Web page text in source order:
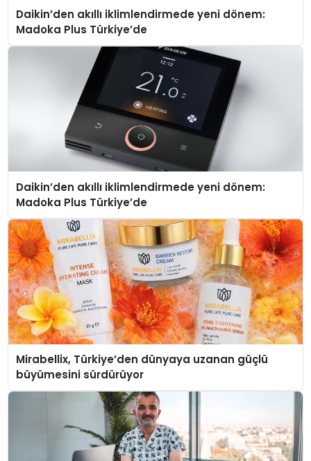
Daikin’den akıllı iklimlendirmede yeni dönem:
Madoka Plus Türkiye’de
Daikin’den akıllı iklimlendirmede yeni dönem:
Madoka Plus Türkiye’de
Mirabellix, Türkiye’den dünyaya uzanan güçlü
büyümesini sürdürüyor